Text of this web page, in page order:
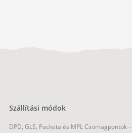
Szállítási módok
DPD, GLS, Packeta és MPL Csomagpontok –